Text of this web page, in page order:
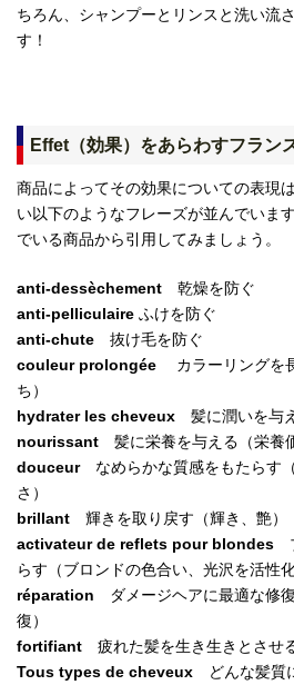
ちろん、シャンプーとリンスと洗い流
す！
Effet（効果）をあらわすフラン
商品によってその効果についての表現
い以下のようなフレーズが並んでいま
でいる商品から引用してみましょう。
anti-dessèchement 乾燥を防ぐ
anti-pelliculaire ふけを防ぐ
anti-chute 抜け毛を防ぐ
couleur prolongée
カラーリングを
ち）
hydrater les cheveux 髪に潤いを与
nourissant 髪に栄養を与える（栄養
douceurなめらかな質感をもたらす
さ）
brillant 輝きを取り戻す（輝き、艶）
activateur de reflets pour blondes
らす（ブロンドの色合い、光沢を活性化
réparation ダメージヘアに最適な修
復）
fortifiant 疲れた髪を生き生きとさせ
Tous types de cheveux どんな髪質